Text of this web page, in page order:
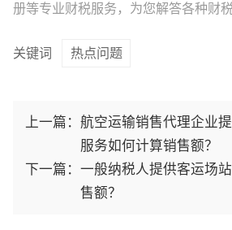
册等专业财税服务，为您解答各种财
关键词 热点问题
上一篇：航空运输销售代理企业
服务如何计算销售额？
下一篇：一般纳税人提供客运场
售额？